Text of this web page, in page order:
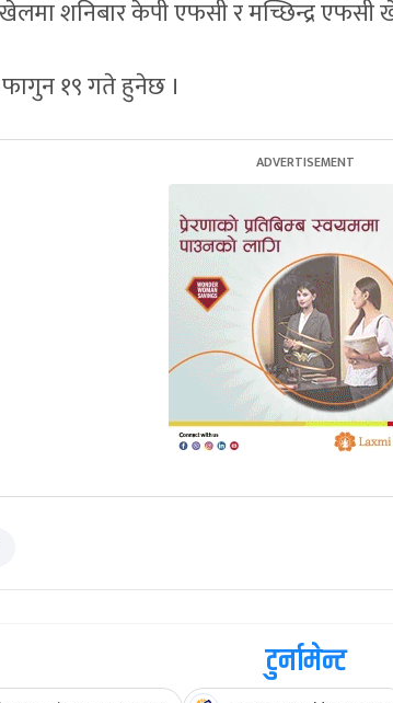
शनिबार केपी एफसी र मच्छिन्द्र एफसी
१९ गते हुनेछ ।
टुर्नामेन्ट